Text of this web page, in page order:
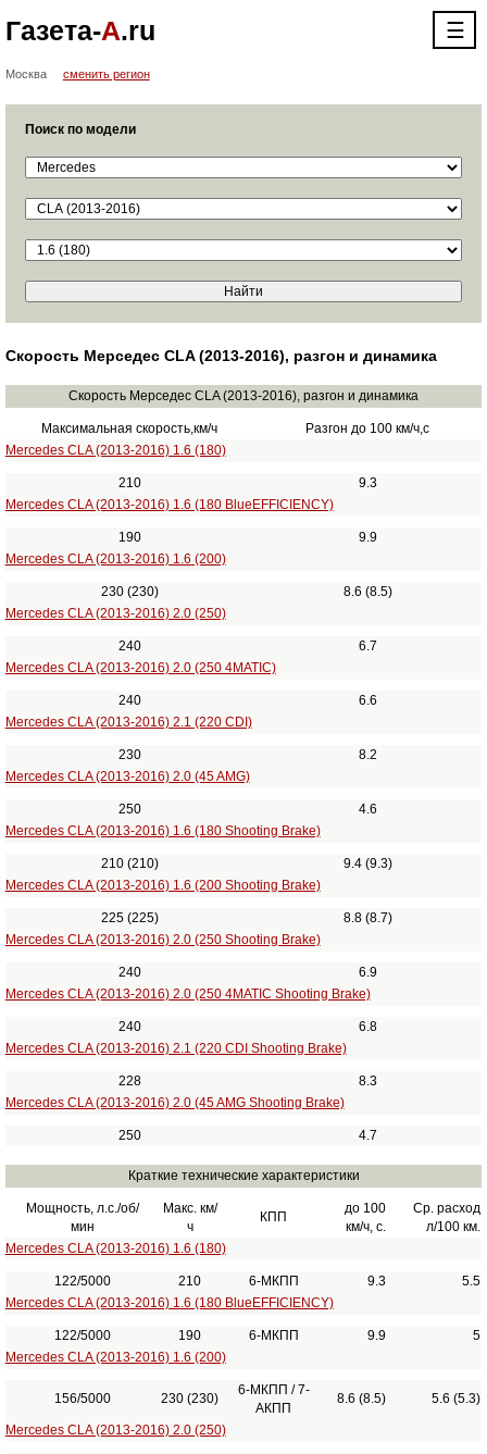
Газета-А.ru ☰
Москва сменить регион
Поиск по модели
Скорость Мерседес CLA (2013-2016), разгон и динамика
Скорость Мерседес CLA (2013-2016), разгон и динамика
Максимальная скорость,км/ч
Разгон до 100 км/ч,с
Mercedes CLA (2013-2016) 1.6 (180)
210
9.3
Mercedes CLA (2013-2016) 1.6 (180 BlueEFFICIENCY)
190
9.9
Mercedes CLA (2013-2016) 1.6 (200)
230 (230)
8.6 (8.5)
Mercedes CLA (2013-2016) 2.0 (250)
240
6.7
Mercedes CLA (2013-2016) 2.0 (250 4MATIC)
240
6.6
Mercedes CLA (2013-2016) 2.1 (220 CDI)
230
8.2
Mercedes CLA (2013-2016) 2.0 (45 AMG)
250
4.6
Mercedes CLA (2013-2016) 1.6 (180 Shooting Brake)
210 (210)
9.4 (9.3)
Mercedes CLA (2013-2016) 1.6 (200 Shooting Brake)
225 (225)
8.8 (8.7)
Mercedes CLA (2013-2016) 2.0 (250 Shooting Brake)
240
6.9
Mercedes CLA (2013-2016) 2.0 (250 4MATIC Shooting Brake)
240
6.8
Mercedes CLA (2013-2016) 2.1 (220 CDI Shooting Brake)
228
8.3
Mercedes CLA (2013-2016) 2.0 (45 AMG Shooting Brake)
250 4.7
Краткие технические характеристики
Мощность, л.с./об/
мин
Макс. км/
ч
КПП
до 100
км/ч, с.
Ср. расход
л/100 км.
Mercedes CLA (2013-2016) 1.6 (180)
122/5000 210 6-МКПП 9.3
5.5
Mercedes CLA (2013-2016) 1.6 (180 BlueEFFICIENCY)
122/5000 190 6-МКПП 9.9
5
Mercedes CLA (2013-2016) 1.6 (200)
156/5000 230 (230)
6-МКПП / 7-
АКПП
8.6 (8.5) 5.6 (5.3)
Mercedes CLA (2013-2016) 2.0 (250)